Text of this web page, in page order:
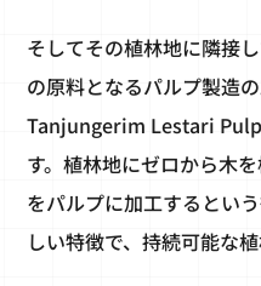
そしてその植林地に隣接
の原料となるパルプ製造
Tanjungerim Lestari
す。植林地にゼロから木
をパルプに加工するとい
しい特徴で、持続可能な